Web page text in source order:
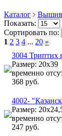
Каталог
Показать:
Сортировать по:
1 2 3 4 ... 20 »
3004 Триптих
Размер: 20х39
временно
368 руб.
4002-
Размер:
временно
247 руб.